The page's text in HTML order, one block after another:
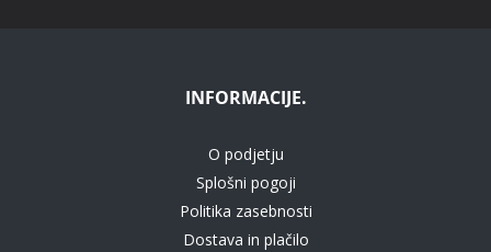
INFORMACIJE.
O podjetju
Splošni pogoji
Politika zasebnosti
Dostava in plačilo